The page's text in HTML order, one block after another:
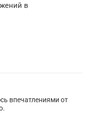
в
впечатлениями от